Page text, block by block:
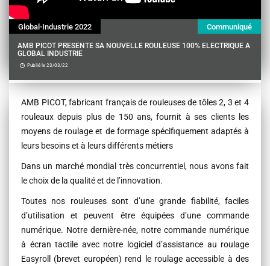
Global-Industrie 2022 Communiqué
AMB PICOT PRESENTE SA NOUVELLE ROULEUSE 100% ELECTRIQUE A
GLOBAL INDUSTRIE
Publié le 23/03/22
Contenu
AMB PICOT, fabricant français de rouleuses de tôles 2, 3 et 4
rouleaux depuis plus de 150 ans, fournit à ses clients les
moyens de roulage et de formage spécifiquement adaptés à
leurs besoins et à leurs différents métiers
Dans un marché mondial très concurrentiel, nous avons fait
le choix de la qualité et de l’innovation.
Toutes nos rouleuses sont d’une grande fiabilité, faciles
d’utilisation et peuvent être équipées d’une commande
numérique. Notre dernière-née, notre commande numérique
à écran tactile avec notre logiciel d’assistance au roulage
Easyroll (brevet européen) rend le roulage accessible à des